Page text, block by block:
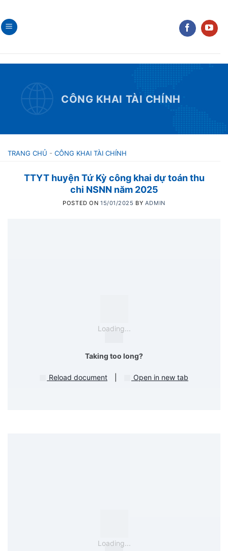
to
content
CÔNG KHAI TÀI CHÍNH
TRANG CHỦ - CÔNG KHAI TÀI CHÍNH
TTYT huyện Tứ Kỳ công khai dự toán thu
chi NSNN năm 2025
POSTED ON 15/01/2025 BY ADMIN
Loading...
Taking too long?
Reload document Open in new tab
Loading...